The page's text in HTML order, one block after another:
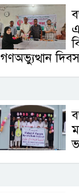
গণঅভ্যুত্থান